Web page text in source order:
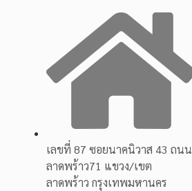
เลขที่ 87 ซอยนาคนิวาส 43 ถนน
ลาดพร้าว71 แขวง/เขต
ลาดพร้าว กรุงเทพมหานคร